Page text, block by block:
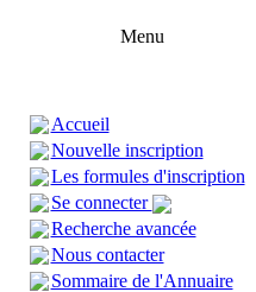
Menu
Accueil
Nouvelle inscription
Les formules d'inscription
Se connecter
Recherche avancée
Nous contacter
Sommaire de l'Annuaire